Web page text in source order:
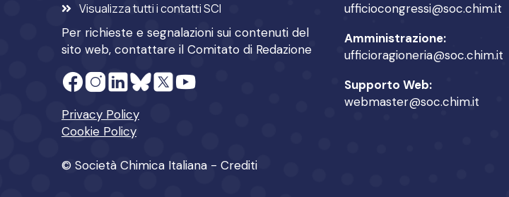
Visualizza tutti i contatti SCI
Per richieste e segnalazioni sui contenuti del
sito web, contattare il Comitato di Redazione
Privacy Policy
Cookie Policy
© Società Chimica Italiana - Crediti
ufficiocongressi@soc.chim.it
Amministrazione:
ufficioragioneria@soc.chim.it
Supporto Web:
webmaster@soc.chim.it